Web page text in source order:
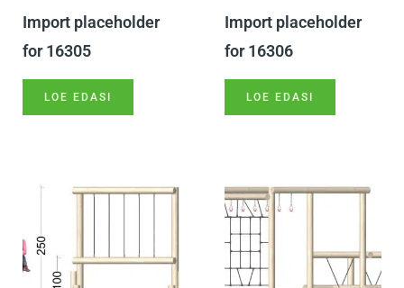
Import placeholder
for 16305
LOE EDASI
Import placeholder
for 16306
LOE EDASI